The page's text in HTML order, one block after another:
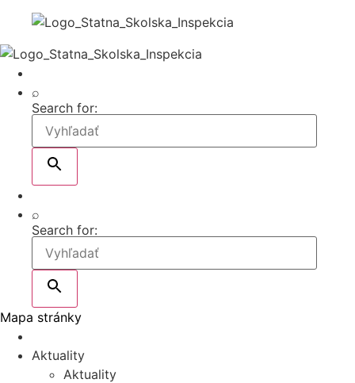
⌕
Search for:
⌕
Search for:
Mapa stránky
Aktuality
Aktuality